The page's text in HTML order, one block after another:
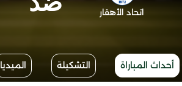
اتحاد الأهقار
أحداث المباراة التشكيلة الميديا